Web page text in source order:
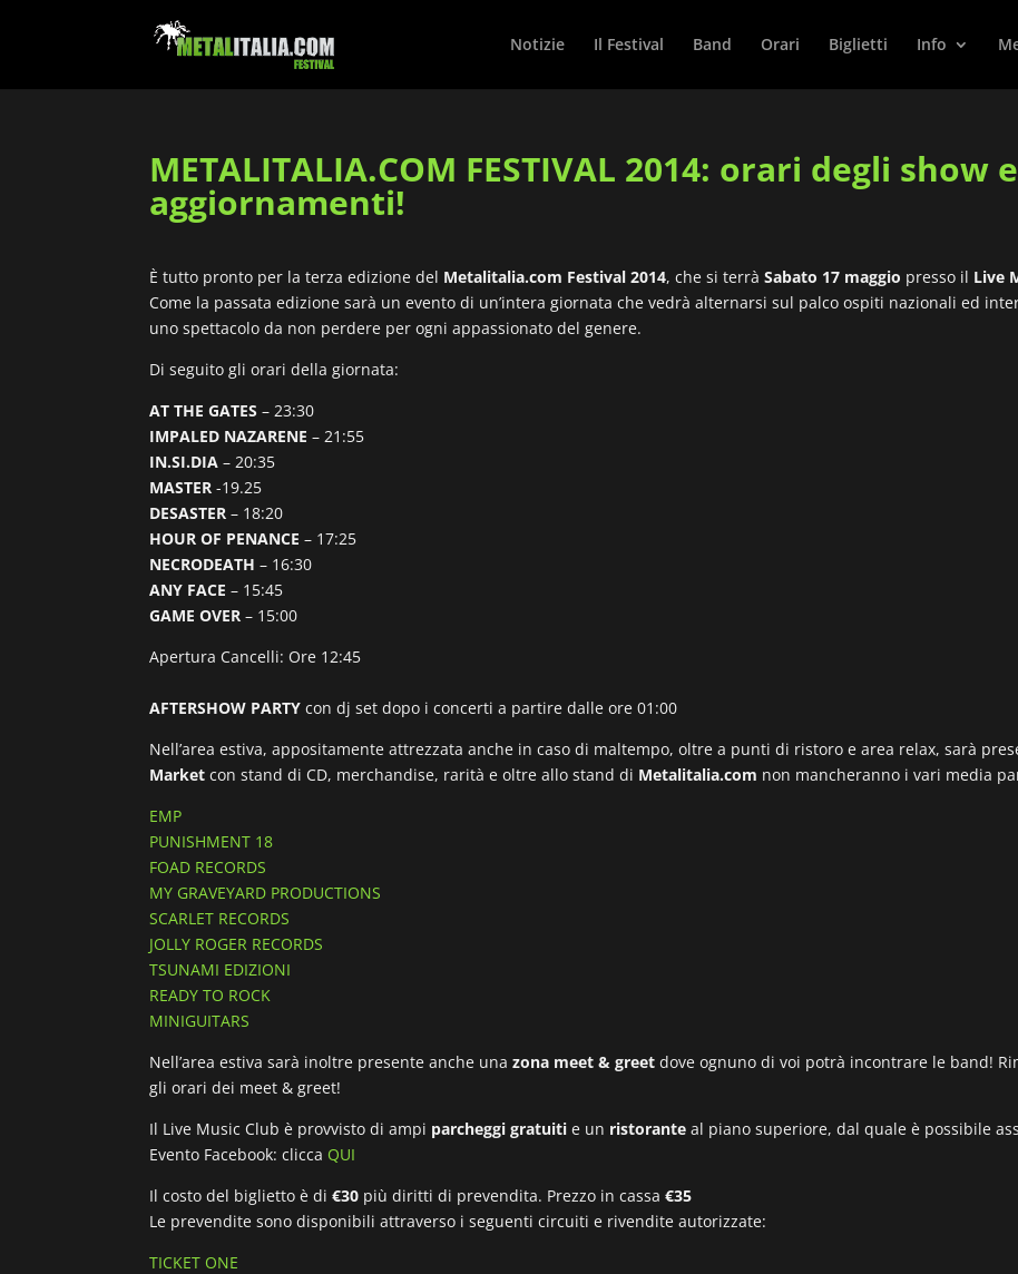
Notizie Il Festival Band Orari Biglietti Info
METALITALIA.COM FESTIVAL 2014: orari degli show
aggiornamenti!
È tutto pronto per la terza edizione del Metalitalia.com Festival 2014, che si terràSabato 17 maggio presso il Live
Come la passata edizione sarà un evento di un’intera giornata che vedrà alternarsi sul palco ospiti nazionali ed
uno spettacolo da non perdere per ogni appassionato del genere.
Di seguito gli orari della giornata:
AT THE GATES – 23:30
IMPALED NAZARENE – 21:55
IN.SI.DIA – 20:35
MASTER -19.25
DESASTER – 18:20
HOUR OF PENANCE – 17:25
NECRODEATH – 16:30
ANY FACE – 15:45
GAME OVER – 15:00
Apertura Cancelli: Ore 12:45
AFTERSHOW PARTY con dj set dopo i concerti a partire dalle ore 01:00
Nell’area estiva, appositamente attrezzata anche in caso di maltempo, oltre a punti di ristoro e area relax, sarà
Market con stand di CD, merchandise, rarità e oltre allo stand di Metalitalia.com non mancheranno i vari media
EMP
PUNISHMENT 18
FOAD RECORDS
MY GRAVEYARD PRODUCTIONS
SCARLET RECORDS
JOLLY ROGER RECORDS
TSUNAMI EDIZIONI
READY TO ROCK
MINIGUITARS
Nell’area estiva sarà inoltre presente anche unazona meet & greet dove ognuno di voi potrà incontrare le band!
gli orari dei meet & greet!
Il Live Music Club è provvisto di ampi parcheggi gratuiti e un ristorante al piano superiore, dal quale è possibile
Evento Facebook: clicca QUI
Il costo del biglietto è di€30 più diritti di prevendita. Prezzo in cassa€35
Le prevendite sono disponibili attraverso i seguenti circuiti e rivendite autorizzate:
TICKET ONE